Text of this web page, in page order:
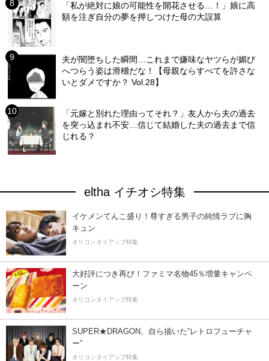
「私が絶対に娘の可能性を開花させる…！」娘に高
額を注ぎ自分の夢を押しつけた母の大誤算
夫が闇堕ちした瞬間…これまで嫌味なヤツらが媚び
へつらう姿は滑稽だな！【母親ならすべてを許さな
いとダメですか？ Vol.28】
「元嫁と別れた理由ってそれ？」友人から夫の過去
を突っ込まれ不安…信じて結婚した夫の過去まで信
じれる？
eltha イチオシ特集
イケメンてんこ盛り！尊すぎる男子の純情ラブに胸
キュン
オリコンタイアップ特集
大好評につき再び！ファミマ名物45％増量キャンペ
ーン
オリコンタイアップ特集
SUPER★DRAGON、自ら描いた”レトロフューチャ
ー”
オリコンタイアップ特集